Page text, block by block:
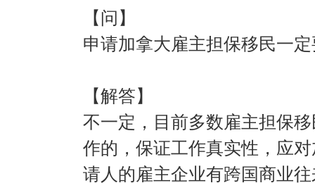
【问】
申请加拿大雇主担保移民一
【解答】
不一定，目前多数雇主担保
作的，保证工作真实性，应
请人的雇主企业有跨国商业